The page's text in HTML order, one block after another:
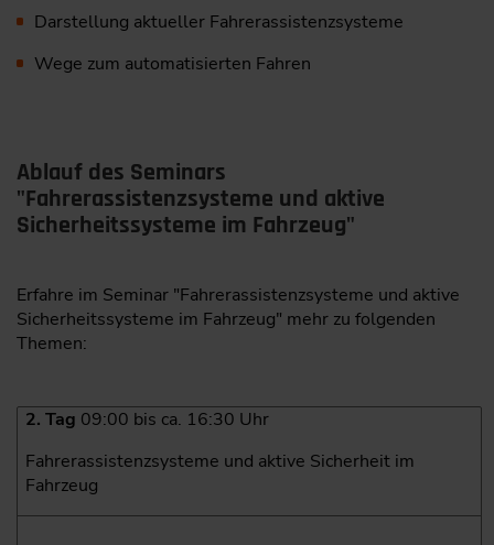
Darstellung aktueller Fahrerassistenzsysteme
Wege zum automatisierten Fahren
Ablauf des Seminars
"Fahrerassistenzsysteme und aktive
Sicherheitssysteme im Fahrzeug"
Erfahre im Seminar "Fahrerassistenzsysteme und aktive
Sicherheitssysteme im Fahrzeug" mehr zu folgenden
Themen:
2. Tag 09:00 bis ca. 16:30 Uhr
Fahrerassistenzsysteme und aktive Sicherheit im
Fahrzeug